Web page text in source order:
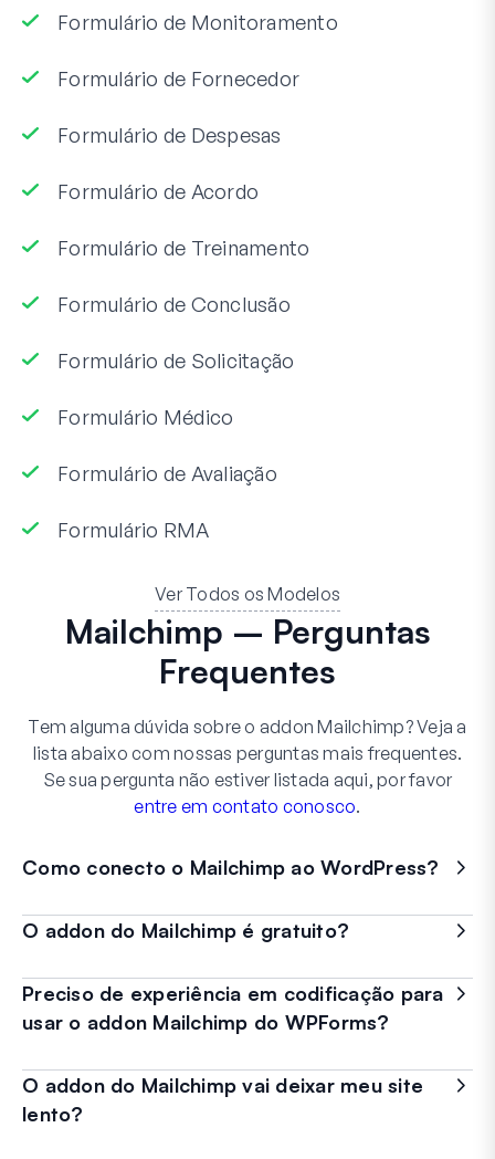
Formulário de Monitoramento
Formulário de Fornecedor
Formulário de Despesas
Formulário de Acordo
Formulário de Treinamento
Formulário de Conclusão
Formulário de Solicitação
Formulário Médico
Formulário de Avaliação
Formulário RMA
Ver Todos os Modelos
Mailchimp – Perguntas
Frequentes
Tem alguma dúvida sobre o addon Mailchimp? Veja a
lista abaixo com nossas perguntas mais frequentes.
Se sua pergunta não estiver listada aqui, por favor
entre em contato conosco.
Como conecto o Mailchimp ao WordPress?
O addon do Mailchimp é gratuito?
Preciso de experiência em codificação para
usar o addon Mailchimp do WPForms?
O addon do Mailchimp vai deixar meu site
lento?